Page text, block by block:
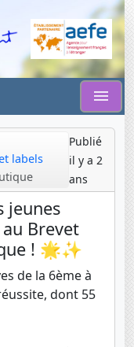
labels
Publié
il y a 2
ans
jeunes
Brevet
! 🌟✨
de la 6ème à
dont 55